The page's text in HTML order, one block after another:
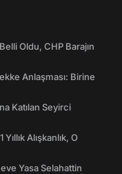
Oldu, CHP Barajın
Anlaşması: Birine
Katılan Seyirci
Alışkanlık, O
Yasa Selahattin